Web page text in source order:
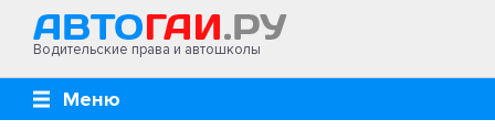
Водительские права и автошколы
Меню